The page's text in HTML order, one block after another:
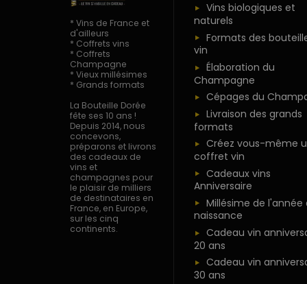
* Vins de France et
d'ailleurs
* Coffrets vins
* Coffrets
Champagne
* Vieux millésimes
* Grands formats
La Bouteille Dorée
fête ses 10 ans !
Depuis 2014, nous
concevons,
préparons et livrons
des cadeaux de
vins et
champagnes pour
le plaisir de milliers
de destinataires en
France, en Europe,
sur les cinq
continents.
Vins biologiques et
naturels
Formats des
vin
Élaboration du
Champagne
Cépages du
Livraison des grands
formats
Créez vous-même
coffret vin
Cadeaux vins
Anniversaire
Millésime de l'année
naissance
Cadeau vin
20 ans
Cadeau vin
30 ans